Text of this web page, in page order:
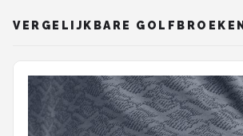
VERGELIJKBARE GOLFBROEKEN